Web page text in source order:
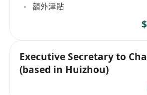
額外津貼
Executive Secretary to
(based in Huizhou)